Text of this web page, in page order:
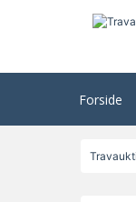
Forside